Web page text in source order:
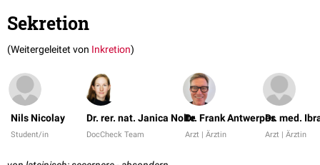
Sekretion
(Weitergeleitet von Inkretion)
Nils Nicolay
Student/in
Dr. rer. nat. Janica Nolte
DocCheck Team
Dr. Frank Antwerpes
Arzt | Ärztin
Dr. med.
Arzt | Ärztin